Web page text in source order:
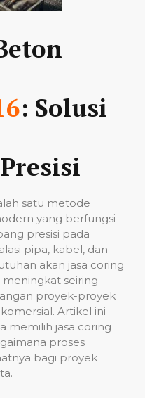
: Solusi
satu metode
yang berfungsi
presisi pada
pipa, kabel, dan
akan jasa coring
seiring
proyek-proyek
Artikel ini
memilih jasa coring
proses
bagi proyek